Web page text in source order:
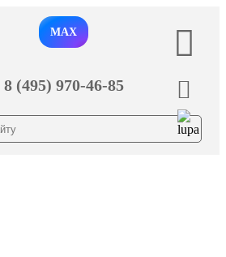
MAX
8 (495) 970-46-85